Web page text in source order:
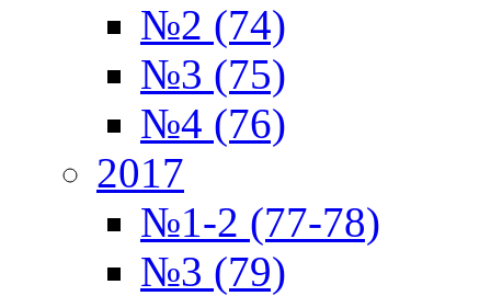
№2 (74)
№3 (75)
№4 (76)
2017
№1-2 (77-78)
№3 (79)